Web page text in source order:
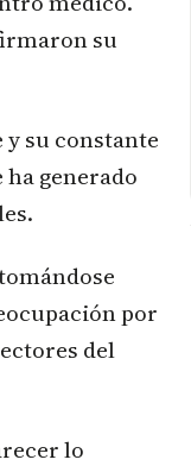
su
su constante
generado
por
del
lo